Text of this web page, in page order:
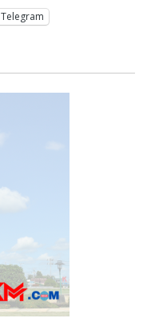
Telegram